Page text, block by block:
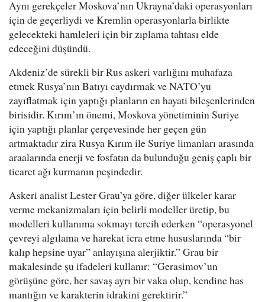
Aynı gerekçeler Moskova’nın Ukrayna’daki operasyonları
için de geçerliydi ve Kremlin operasyonlarla birlikte
gelecekteki hamleleri için bir zıplama tahtası elde
edeceğini düşündü.
Akdeniz’de sürekli bir Rus askeri varlığını muhafaza
etmek Rusya’nın Batıyı caydırmak ve NATO’yu
zayıflatmak için yaptığı planların en hayati bileşenlerinden
birisidir. Kırım’ın önemi, Moskova yönetiminin Suriye
için yaptığı planlar çerçevesinde her geçen gün
artmaktadır zira Rusya Kırım ile Suriye limanları arasında
araalarında enerji ve fosfatın da bulunduğu geniş çaplı bir
ticaret ağı kurmanın peşindedir.
Askeri analist Lester Grau’ya göre, diğer ülkeler karar
verme mekanizmaları için belirli modeller üretip, bu
modelleri kullanıma sokmayı tercih ederken “operasyonel
çevreyi algılama ve harekat icra etme hususlarında “bir
kalıp hepsine uyar” anlayışına alerjiktir.” Grau bir
makalesinde şu ifadeleri kullanır: “Gerasimov’un
görüşüne göre, her savaş ayrı bir vaka olup, kendine has
mantığın ve karakterin idrakini gerektirir.”